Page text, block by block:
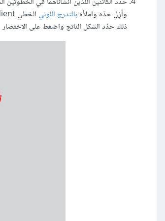
وأزِل حدّه واملأهبالتدرج اللوني
ذلك حدّد الشكل الناتج واضغط على الاختصار